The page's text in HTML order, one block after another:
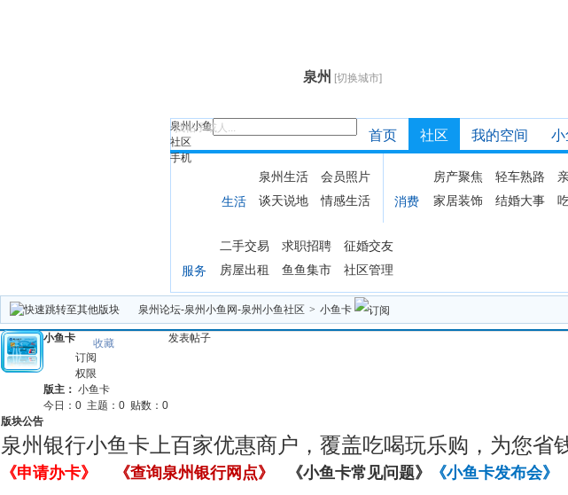
泉州 [切换城市]
泉州小鱼
社区
手机
找帖子或人... 首页 社区 我的空间 小
生活
泉州生活
会员照片
谈天说地
情感生活 消费
房产聚焦 轻车熟路
家居装饰
结婚大事
服务
二手交易 求职招聘
征婚交友
房屋出租
鱼鱼集市 社区管理
泉州论坛-泉州小鱼网-泉州小鱼社区 > 小鱼卡
小鱼卡
收藏
订阅
权限
版主： 小鱼卡
今日： 0 主题： 0 贴数： 0
发表帖子
版块公告
泉州银行小鱼卡上百家优惠商户，覆盖吃喝玩乐购，为您省
《申请办卡》 《查询泉州银行网点》 《小鱼卡常见问题》 《小鱼卡发布会》